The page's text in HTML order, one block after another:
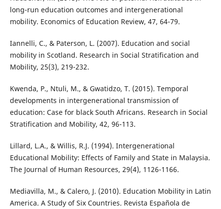
long-run education outcomes and intergenerational
mobility. Economics of Education Review, 47, 64-79.
Iannelli, C., & Paterson, L. (2007). Education and social
mobility in Scotland. Research in Social Stratification and
Mobility, 25(3), 219-232.
Kwenda, P., Ntuli, M., & Gwatidzo, T. (2015). Temporal
developments in intergenerational transmission of
education: Case for black South Africans. Research in Social
Stratification and Mobility, 42, 96-113.
Lillard, L.A., & Willis, R.J. (1994). Intergenerational
Educational Mobility: Effects of Family and State in Malaysia.
The Journal of Human Resources, 29(4), 1126-1166.
Mediavilla, M., & Calero, J. (2010). Education Mobility in Latin
America. A Study of Six Countries. Revista Española de